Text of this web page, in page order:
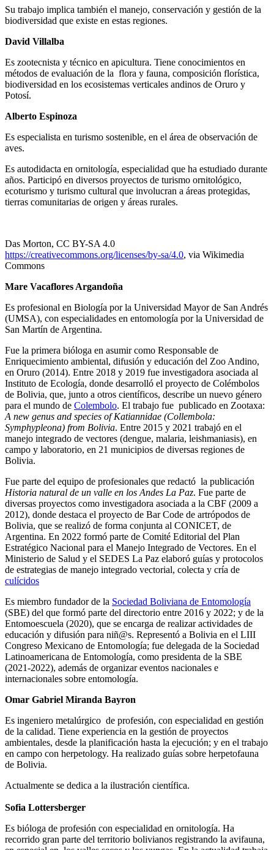
Su trabajo implica también el manejo, conservación y gestión de la
biodiversidad que existe en estas regiones.
David Villalba
Es zootecnista y técnico en apicultura. Tiene conocimientos en
métodos de evaluación de la flora y fauna, composición florística,
biodiversidad en los ecosistemas verticales andinos de Oruro y
Potosí.
Alberto Espinoza
Es especialista en turismo sostenible, en el área de observación de
aves.
Es autodidacta en ornitología, especialidad que ha estudiado durante
años. Participó en diversos proyectos de turismo ornitológico,
ecoturismo y turismo cultural que involucran a áreas protegidas,
tierras comunitarias de origen y áreas rurales.
Das Morton, CC BY-SA 4.0
https://creativecommons.org/licenses/by-sa/4.0, via Wikimedia
Commons
Mare Vacaflores Argandoña
Es profesional en Biología por la Universidad Mayor de San Andrés
(UMSA), con especialidades en entomología por la Universidad de
San Martín de Argentina.
Fue la primera bióloga en asumir como Responsable de
Enriquecimiento ambiental, difusión y educación del Zoo Andino,
en Oruro (2014). Entre 2018 y 2019 fue investigadora asociada al
Instituto de Ecología, donde desarrolló el proyecto de Colémbolos
de Bolivia, que, junto a otros científicos, describe un nuevo género
para el mundo de Colembolo. El trabajo fue publicado en Zootaxa:
A new genus and species of Katiannidae (Collembola:
Symphypleona) from Bolivia. Entre 2015 y 2021 trabajó en el
manejo integrado de vectores (dengue, malaria, leishmaniasis), en
campo y laboratorio, en 21 municipios de diversas regiones de
Bolivia.
Fue parte del equipo de profesionales que redactó la publicación
Historia natural de un valle en los Andes La Paz. Fue parte de
diversas proyectos como investigadora asociada a la CBF (2009 a
2012), donde destaca el proyecto de Bar Code de artrópodos de
Bolivia, que se realizó de forma conjunta al CONICET, de
Argentina. En 2022 formó parte de Comité Editorial del Plan
Estratégico Nacional para el Manejo Integrado de Vectores. En el
Ministerio de Salud y el SEDES La Paz elaboró guías y protocolos
de estrategias de manejo integrado vectorial, colecta y cría de
culícidos
Es miembro fundador de la Sociedad Boliviana de Entomología
(SBE) del que formó parte del directorio entre 2016 y 2022; y de la
Entomoescuela (2020), que se encarga de realizar actividades de
educación y difusión para niñ@s. Representó a Bolivia en el LIII
Congreso Mexicano de Entomología; fue delegada de la Sociedad
Latinoamericana de Entomología, como presidenta de la SBE
(2021-2022), además de organizar eventos nacionales e
internacionales sobre entomología.
Omar Gabriel Miranda Bayron
Es ingeniero metalúrgico de profesión, con especialidad en gestión
de la calidad. Tiene experiencia en la gestión de proyectos
ambientales, desde la planificación hasta la ejecución; y en el trabajo
en campo con herpetology. Ha realizado guías sobre herpetofauna
de Bolivia.
Actualmente se dedica a la ilustración científica.
Sofia Lottersberger
Es bióloga de profesión con especialidad en ornitología. Ha
recorrido gran parte del territorio bolivianos registrando la avifauna,